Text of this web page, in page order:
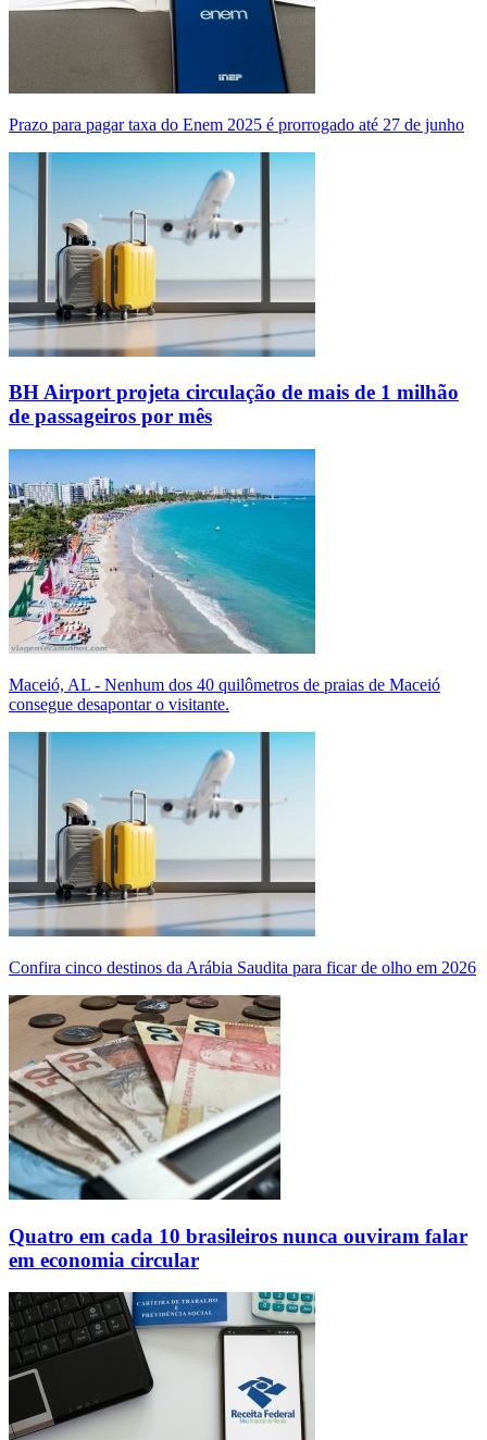
Prazo para pagar taxa do Enem 2025 é prorrogado até 27 de junho
BH Airport projeta circulação de mais de 1 milhão
de passageiros por mês
Maceió, AL - Nenhum dos 40 quilômetros de praias de Maceió
consegue desapontar o visitante.
Confira cinco destinos da Arábia Saudita para ficar de olho em 2026
Quatro em cada 10 brasileiros nunca ouviram falar
em economia circular